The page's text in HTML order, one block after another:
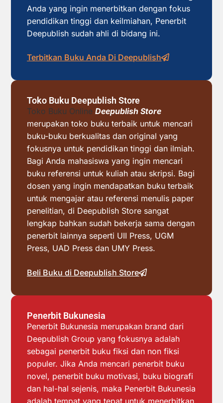
Anda yang ingin menerbitkan dengan fokus
pendidikan tinggi dan keilmiahan, Penerbit
Deepublish sudah ahli di bidang ini.
Terbitkan Buku Anda Di Deepublish
Toko Buku Deepublish Store
Toko Buku Online Deepublish Store
merupakan toko buku terbaik untuk mencari
buku-buku berkualitas dan original yang
fokusnya untuk pendidikan tinggi dan ilmiah.
Bagi Anda mahasiswa yang ingin mencari
buku referensi untuk kuliah atau skripsi. Bagi
dosen yang ingin mendapatkan buku terbaik
untuk mengajar atau referensi menulis paper
penelitian, di Deepublish Store sangat
lengkap bahkan sudah bekerja sama dengan
penerbit lainnya seperti UII Press, UGM
Press, UAD Press dan UMY Press.
Beli Buku di Deepublish Store
Penerbit Bukunesia
Penerbit Bukunesia merupakan brand dari
Deepublish Group yang fokusnya adalah
sebagai penerbit buku fiksi dan non fiksi
populer. Jika Anda mencari penerbit buku
novel, penerbit buku motivasi, buku biografi
dan hal-hal sejenis, maka Penerbit Bukunesia
adalah tempat yang tepat untuk menerbitkan